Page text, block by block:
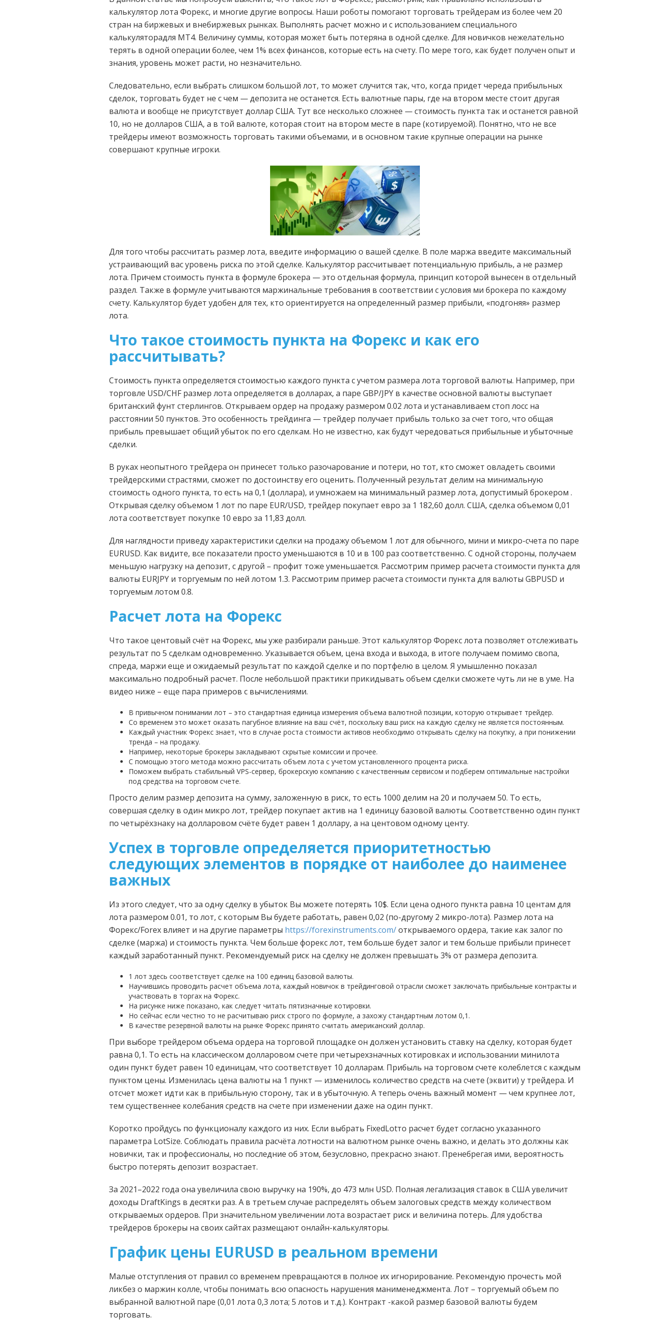
калькулятор лота Форекс, и многие другие вопросы. Наши роботы помогают торговать трейдерам из более чем 20
стран на биржевых и внебиржевых рынках. Выполнять расчет можно и с использованием специального
калькуляторадля МТ4. Величину суммы, которая может быть потеряна в одной сделке. Для новичков нежелательно
терять в одной операции более, чем 1% всех финансов, которые есть на счету. По мере того, как будет получен опыт и
знания, уровень может расти, но незначительно.
Следовательно, если выбрать слишком большой лот, то может случится так, что, когда придет череда прибыльных
сделок, торговать будет не с чем — депозита не останется. Есть валютные пары, где на втором месте стоит другая
валюта и вообще не присутствует доллар США. Тут все несколько сложнее — стоимость пункта так и останется равной
10, но не долларов США, а в той валюте, которая стоит на втором месте в паре (котируемой). Понятно, что не все
трейдеры имеют возможность торговать такими объемами, и в основном такие крупные операции на рынке
совершают крупные игроки.
Для того чтобы рассчитать размер лота, введите информацию о вашей сделке. В поле маржа введите максимальный
устраивающий вас уровень риска по этой сделке. Калькулятор рассчитывает потенциальную прибыль, а не размер
лота. Причем стоимость пункта в формуле брокера — это отдельная формула, принцип которой вынесен в отдельный
раздел. Также в формуле учитываются маржинальные требования в соответствии с условия ми брокера по каждому
счету. Калькулятор будет удобен для тех, кто ориентируется на определенный размер прибыли, «подгоняя» размер
лота.
Что такое стоимость пункта на Форекс и как его
рассчитывать?
Стоимость пункта определяется стоимостью каждого пункта с учетом размера лота торговой валюты. Например, при
торговле USD/CHF размер лота определяется в долларах, а паре GBP/JPY в качестве основной валюты выступает
британский фунт стерлингов. Открываем ордер на продажу размером 0.02 лота и устанавливаем стоп лосс на
расстоянии 50 пунктов. Это особенность трейдинга — трейдер получает прибыль только за счет того, что общая
прибыль превышает общий убыток по его сделкам. Но не известно, как будут чередоваться прибыльные и убыточные
сделки.
В руках неопытного трейдера он принесет только разочарование и потери, но тот, кто сможет овладеть своими
трейдерскими страстями, сможет по достоинству его оценить. Полученный результат делим на минимальную
стоимость одного пункта, то есть на 0,1 (доллара), и умножаем на минимальный размер лота, допустимый брокером .
Открывая сделку объемом 1 лот по паре EUR/USD, трейдер покупает евро за 1 182,60 долл. США, сделка объемом 0,01
лота соответствует покупке 10 евро за 11,83 долл.
Для наглядности приведу характеристики сделки на продажу объемом 1 лот для обычного, мини и микро-счета по паре
EURUSD. Как видите, все показатели просто уменьшаются в 10 и в 100 раз соответственно. С одной стороны, получаем
меньшую нагрузку на депозит, с другой – профит тоже уменьшается. Рассмотрим пример расчета стоимости пункта для
валюты EURJPY и торгуемым по ней лотом 1.3. Рассмотрим пример расчета стоимости пункта для валюты GBPUSD и
торгуемым лотом 0.8.
Расчет лота на Форекс
Что такое центовый счёт на Форекс, мы уже разбирали раньше. Этот калькулятор Форекс лота позволяет отслеживать
результат по 5 сделкам одновременно. Указывается объем, цена входа и выхода, в итоге получаем помимо свопа,
спреда, маржи еще и ожидаемый результат по каждой сделке и по портфелю в целом. Я умышленно показал
максимально подробный расчет. После небольшой практики прикидывать объем сделки сможете чуть ли не в уме. На
видео ниже – еще пара примеров с вычислениями.
В привычном понимании лот – это стандартная единица измерения объема валютной позиции, которую открывает трейдер.
Со временем это может оказать пагубное влияние на ваш счёт, поскольку ваш риск на каждую сделку не является постоянным.
Каждый участник Форекс знает, что в случае роста стоимости активов необходимо открывать сделку на покупку, а при понижении
тренда – на продажу.
Например, некоторые брокеры закладывают скрытые комиссии и прочее.
С помощью этого метода можно рассчитать объем лота с учетом установленного процента риска.
Поможем выбрать стабильный VPS-сервер, брокерскую компанию с качественным сервисом и подберем оптимальные настройки
под средства на торговом счете.
Просто делим размер депозита на сумму, заложенную в риск, то есть 1000 делим на 20 и получаем 50. То есть,
совершая сделку в один микро лот, трейдер покупает актив на 1 единицу базовой валюты. Соответственно один пункт
по четырёхзнаку на долларовом счёте будет равен 1 доллару, а на центовом одному центу.
Успех в торговле определяется приоритетностью
следующих элементов в порядке от наиболее до наименее
важных
Из этого следует, что за одну сделку в убыток Вы можете потерять 10$. Если цена одного пункта равна 10 центам для
лота размером 0.01, то лот, с которым Вы будете работать, равен 0,02 (по-другому 2 микро-лота). Размер лота на
Форекс/Forex влияет и на другие параметры https://forexinstruments.com/открываемого ордера, такие как залог по
сделке (маржа) и стоимость пункта. Чем больше форекс лот, тем больше будет залог и тем больше прибыли принесет
каждый заработанный пункт. Рекомендуемый риск на сделку не должен превышать 3% от размера депозита.
1 лот здесь соответствует сделке на 100 единиц базовой валюты.
Научившись проводить расчет объема лота, каждый новичок в трейдинговой отрасли сможет заключать прибыльные контракты и
участвовать в торгах на Форекс.
На рисунке ниже показано, как следует читать пятизначные котировки.
Но сейчас если честно то не расчитываю риск строго по формуле, а захожу стандартным лотом 0,1.
В качестве резервной валюты на рынке Форекс принято считать американский доллар.
При выборе трейдером объема ордера на торговой площадке он должен установить ставку на сделку, которая будет
равна 0,1. То есть на классическом долларовом счете при четырехзначных котировках и использовании минилота
один пункт будет равен 10 единицам, что соответствует 10 долларам. Прибыль на торговом счете колеблется с каждым
пунктом цены. Изменилась цена валюты на 1 пункт — изменилось количество средств на счете (эквити) у трейдера. И
отсчет может идти как в прибыльную сторону, так и в убыточную. А теперь очень важный момент — чем крупнее лот,
тем существеннее колебания средств на счете при изменении даже на один пункт.
Коротко пройдусь по функционалу каждого из них. Если выбрать FixedLotто расчет будет согласно указанного
параметра LotSize. Соблюдать правила расчёта лотности на валютном рынке очень важно, и делать это должны как
новички, так и профессионалы, но последние об этом, безусловно, прекрасно знают. Пренебрегая ими, вероятность
быстро потерять депозит возрастает.
За 2021–2022 года она увеличила свою выручку на 190%, до 473 млн USD. Полная легализация ставок в США увеличит
доходы DraftKings в десятки раз. А в третьем случае распределять объем залоговых средств между количеством
открываемых ордеров. При значительном увеличении лота возрастает риск и величина потерь. Для удобства
трейдеров брокеры на своих сайтах размещают онлайн-калькуляторы.
График цены EURUSD в реальном времени
Малые отступления от правил со временем превращаются в полное их игнорирование. Рекомендую прочесть мой
ликбез о маржин колле, чтобы понимать всю опасность нарушения манименеджмента. Лот – торгуемый объем по
выбранной валютной паре (0,01 лота 0,3 лота; 5 лотов и т.д.). Контракт -какой размер базовой валюты будем
торговать.